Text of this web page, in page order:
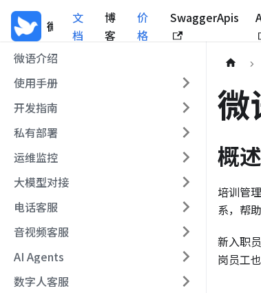
文
档
博
客
价
格
SwaggerApis
微语介绍
使用手册
开发指南
私有部署
运维监控
大模型对接
电话客服
音视频客服
AI Agents
数字人客服
微
概述
培训管
系，帮
新入职
岗员工